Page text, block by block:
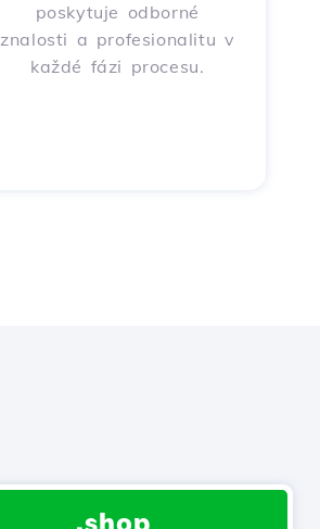
poskytuje odborné
znalosti a profesionalitu v
každé fázi procesu.
.shop